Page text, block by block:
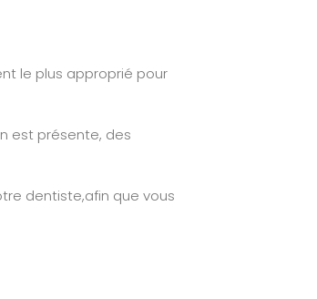
le plus approprié pour
est présente, des
dentiste,afin que vous